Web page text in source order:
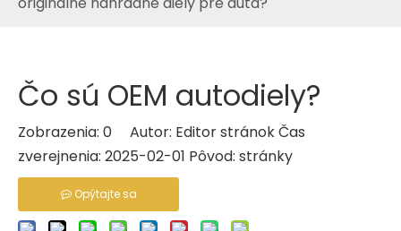
Čo sú OEM autodiely?
Zobrazenia: 0 Autor: Editor stránok Čas
zverejnenia: 2025-02-01 Pôvod: stránky
Opýtajte sa